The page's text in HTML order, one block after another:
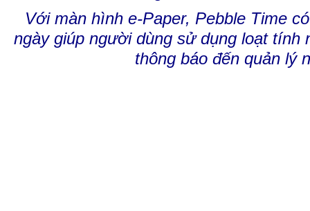
Với màn hình e-Paper, Pebble Time
ngày giúp người dùng sử dụng loạt tính
thông báo đến quản lý